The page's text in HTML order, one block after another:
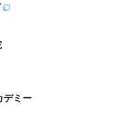
デミー